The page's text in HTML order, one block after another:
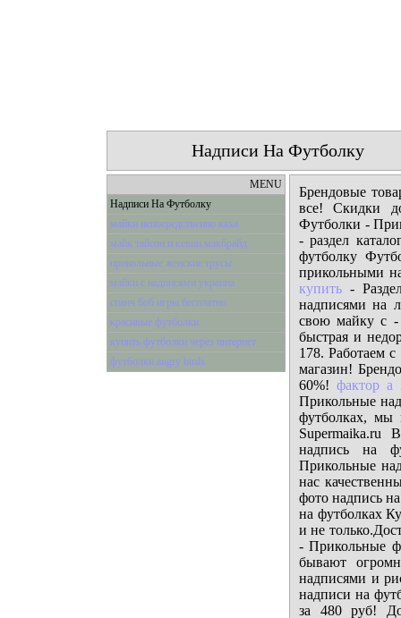
Надписи На Футболку
MENU
Надписи На Футболку
майки непосредственно каха
майк тайсон и кевин макбрайд
прикольные женские трусы
майки с надписями украина
спанч боб игры бесплатно
красивые футболки
купить футболки через интернет
футболки angry birds
Брендовые
все! Скидки
Футболки -
- раздел
футболку
прикольными
купить -
надписями на
свою майку с
быстрая и
178. Работаем
магазин!
60%!фактор а
Прикольные
футболках, мы
Supermaika.ru
надпись на
Прикольные
нас
фото надпись
на футболках
и не
- Прикольные
бывают
надписями и
надписи на
за 480 руб!